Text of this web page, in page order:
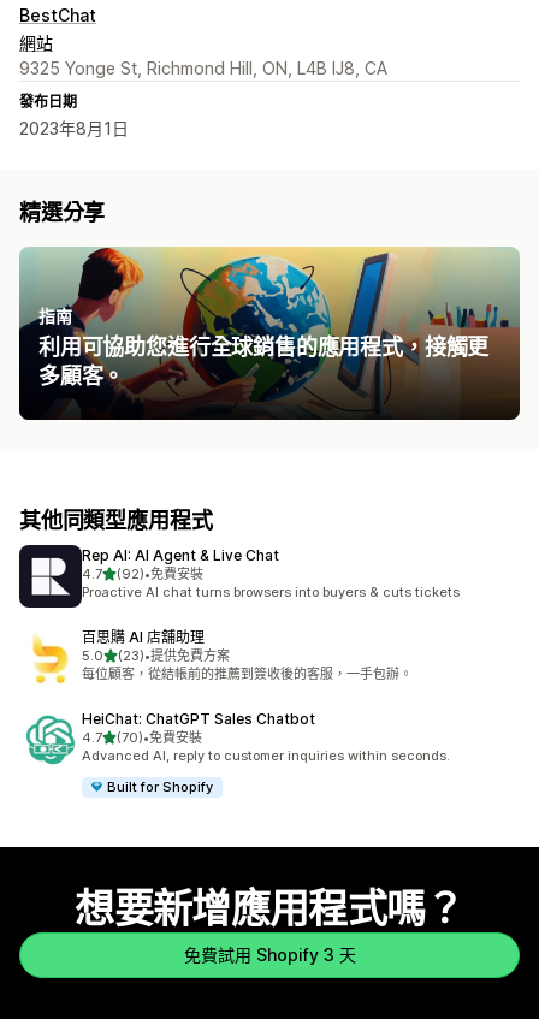
BestChat
網站
9325 Yonge St, Richmond Hill, ON, L4B IJ8, CA
發布日期
2023年8月1日
精選分享
指南
利用可協助您進行全球銷售的應用程式，接觸更
多顧客。
其他同類型應用程式
Rep AI: AI Agent & Live Chat
4.7滿分 5 顆星
(92)
共有 92 則評價
•免費安裝
Proactive AI chat turns browsers into buyers & cuts tickets
百思購 AI 店舖助理
5.0滿分 5 顆星
(23)
共有 23 則評價
•提供免費方案
每位顧客，從結帳前的推薦到簽收後的客服，一手包辦。
HeiChat: ChatGPT Sales Chatbot
4.7滿分 5 顆星
(70)
共有 70 則評價
•免費安裝
Advanced AI, reply to customer inquiries within seconds.
Built for Shopify
想要新增應用程式嗎？
免費試用 Shopify 3 天